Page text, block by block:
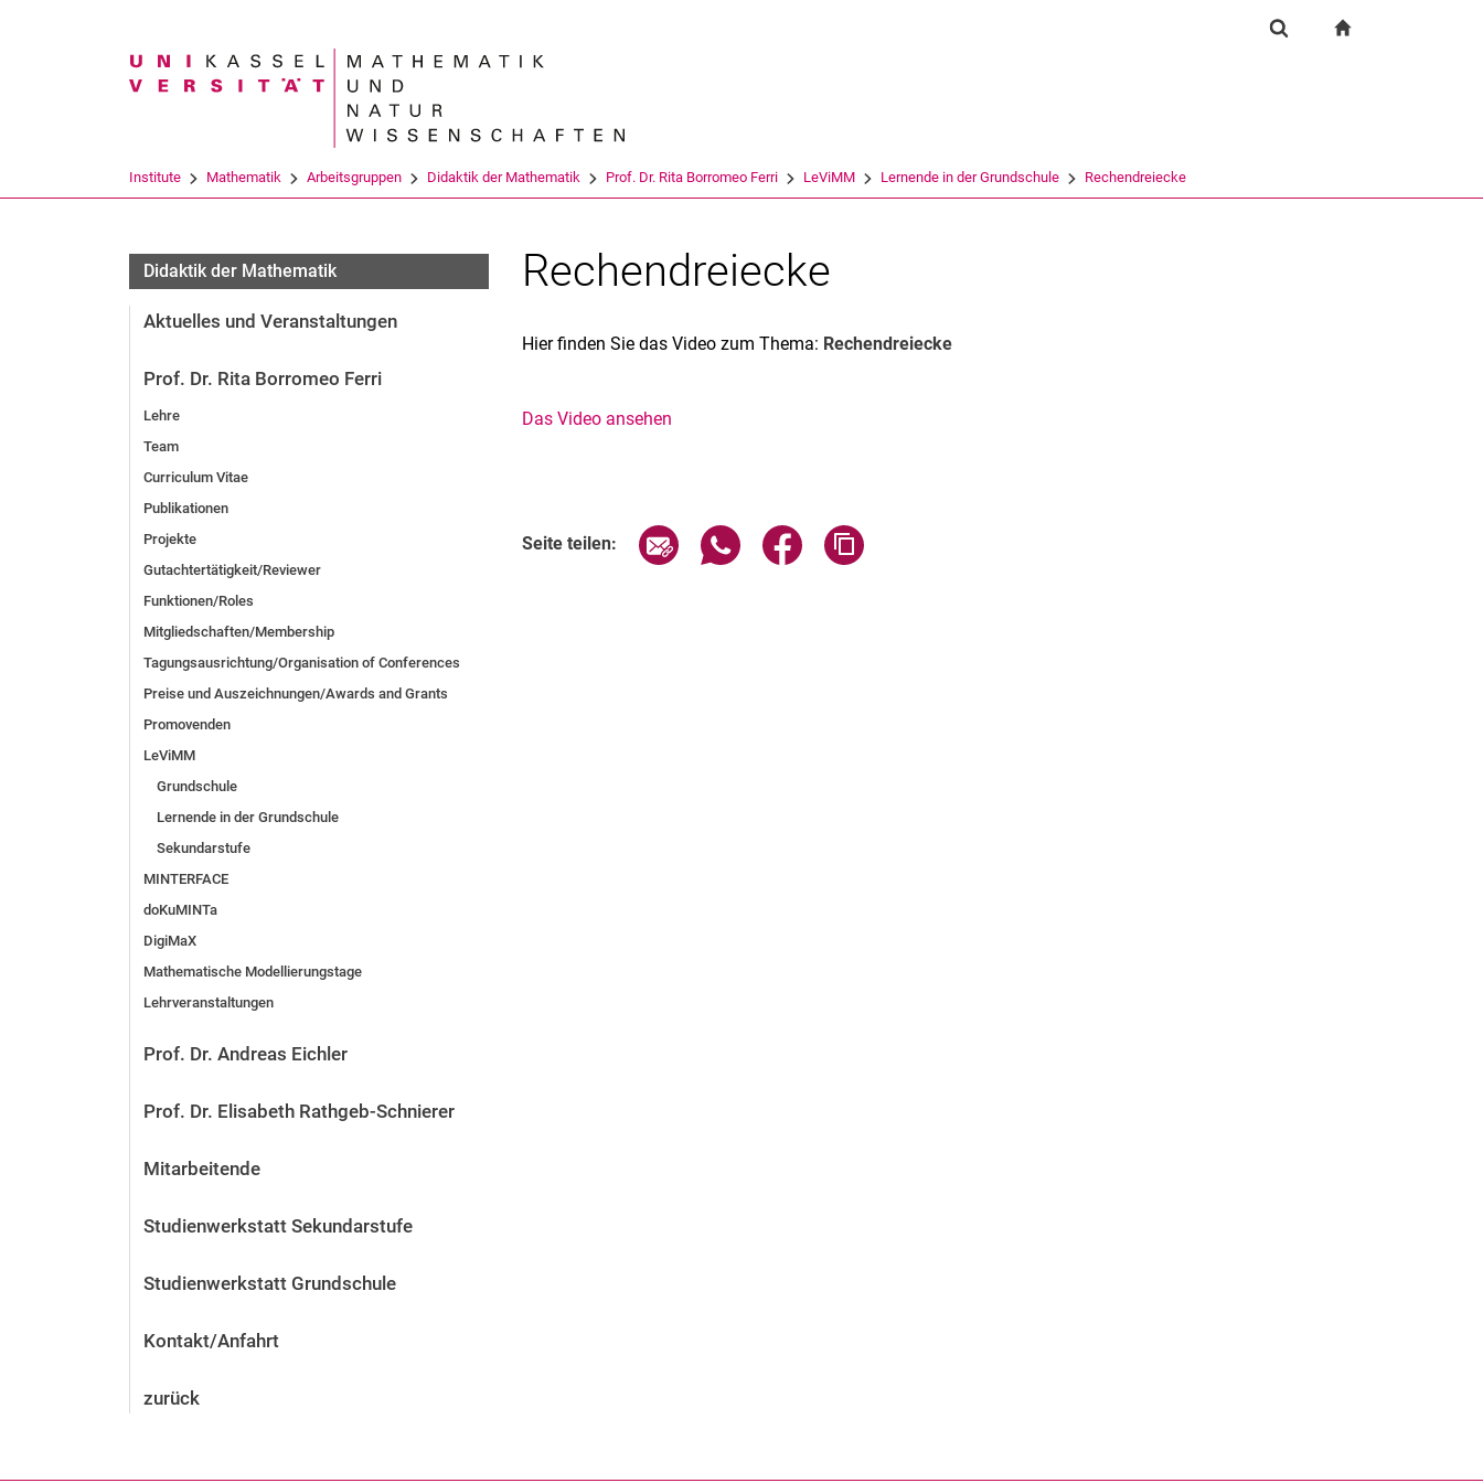
Suchbegriff
Institute Mathematik Arbeitsgruppen Didaktik der Mathematik Prof. Dr. Rita Borromeo Ferri LeViMM Lernende in der Grundschule Rechendreiecke
Didaktik der Mathematik
Aktuelles und Veranstaltungen
Prof. Dr. Rita Borromeo Ferri
Lehre
Team
Curriculum Vitae
Publikationen
Projekte
Gutachtertätigkeit/Reviewer
Funktionen/Roles
Mitgliedschaften/Membership
Tagungsausrichtung/Organisation of Conferences
Preise und Auszeichnungen/Awards and Grants
Promovenden
LeViMM
Grundschule
Lernende in der Grundschule
Sekundarstufe
MINTERFACE
doKuMINTa
DigiMaX
Mathematische Modellierungstage
Lehrveranstaltungen
Prof. Dr. Andreas Eichler
Prof. Dr. Elisabeth Rathgeb-Schnierer
Mitarbeitende
Studienwerkstatt Sekundarstufe
Studienwerkstatt Grundschule
Kontakt/Anfahrt
zurück
Rechendreiecke
Hier finden Sie das Video zum Thema: Rechendreiecke
Das Video ansehen
Seite teilen: Seite über E-Mail teilen
Seite über WhatsApp teilen (externer Link, öffnet neues Fenster)
Seite über Facebook teilen (externer Link, öffnet neues Fenster)